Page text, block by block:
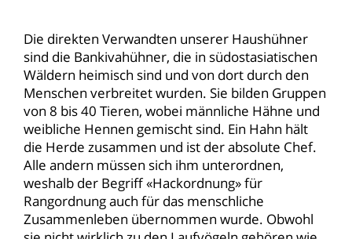
Die direkten Verwandten unserer Haushühner
sind die Bankivahühner, die in südostasiatischen
Wäldern heimisch sind und von dort durch den
Menschen verbreitet wurden. Sie bilden Gruppen
von 8 bis 40 Tieren, wobei männliche Hähne und
weibliche Hennen gemischt sind. Ein Hahn hält
die Herde zusammen und ist der absolute Chef.
Alle andern müssen sich ihm unterordnen,
weshalb der Begriff «Hackordnung» für
Rangordnung auch für das menschliche
Zusammenleben übernommen wurde. Obwohl